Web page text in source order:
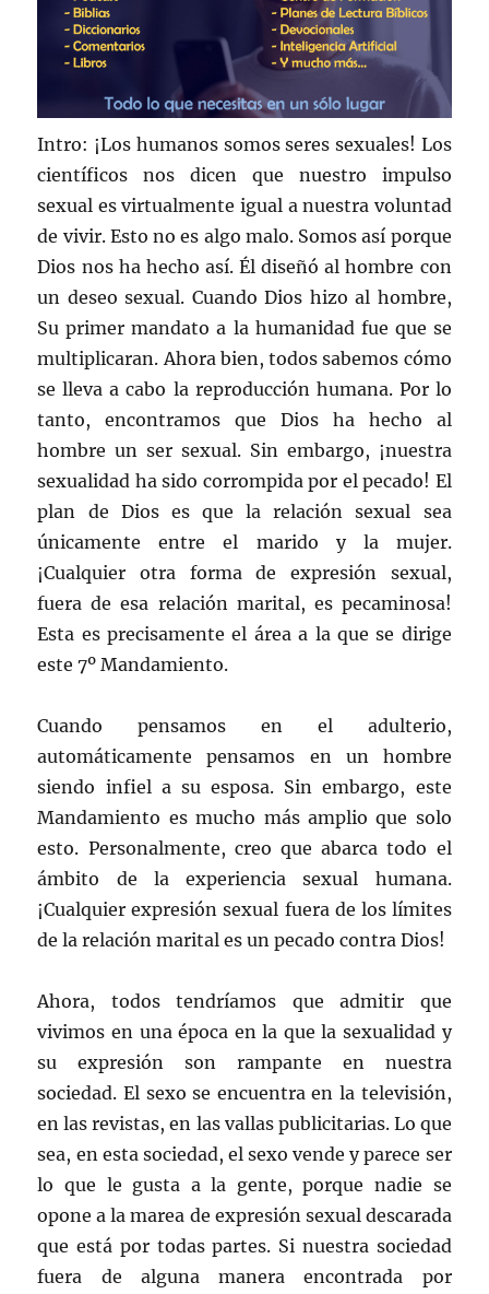
Intro: ¡Los humanos somos seres sexuales! Los
científicos nos dicen que nuestro impulso
sexual es virtualmente igual a nuestra voluntad
de vivir. Esto no es algo malo. Somos así porque
Dios nos ha hecho así. Él diseñó al hombre con
un deseo sexual. Cuando Dios hizo al hombre,
Su primer mandato a la humanidad fue que se
multiplicaran. Ahora bien, todos sabemos cómo
se lleva a cabo la reproducción humana. Por lo
tanto, encontramos que Dios ha hecho al
hombre un ser sexual. Sin embargo, ¡nuestra
sexualidad ha sido corrompida por el pecado! El
plan de Dios es que la relación sexual sea
únicamente entre el marido y la mujer.
¡Cualquier otra forma de expresión sexual,
fuera de esa relación marital, es pecaminosa!
Esta es precisamente el área a la que se dirige
este 7º Mandamiento.
Cuando pensamos en el adulterio,
automáticamente pensamos en un hombre
siendo infiel a su esposa. Sin embargo, este
Mandamiento es mucho más amplio que solo
esto. Personalmente, creo que abarca todo el
ámbito de la experiencia sexual humana.
¡Cualquier expresión sexual fuera de los límites
de la relación marital es un pecado contra Dios!
Ahora, todos tendríamos que admitir que
vivimos en una época en la que la sexualidad y
su expresión son rampante en nuestra
sociedad. El sexo se encuentra en la televisión,
en las revistas, en las vallas publicitarias. Lo que
sea, en esta sociedad, el sexo vende y parece ser
lo que le gusta a la gente, porque nadie se
opone a la marea de expresión sexual descarada
que está por todas partes. Si nuestra sociedad
fuera de alguna manera encontrada por